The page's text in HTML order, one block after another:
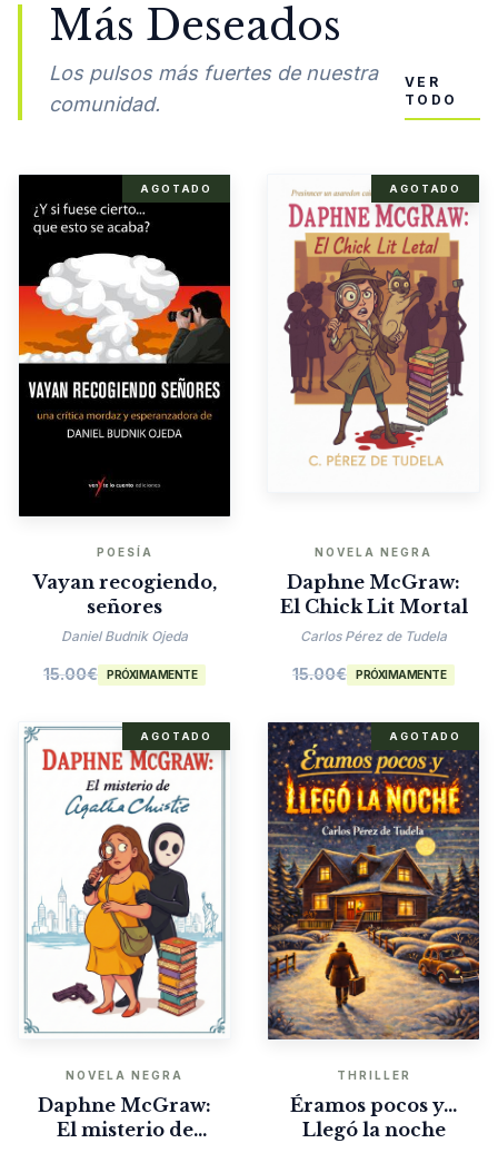
Más Deseados
Los pulsos más fuertes de nuestra
comunidad.
VER
TODO
AGOTADO
POESÍA
Vayan recogiendo,
señores
Daniel Budnik Ojeda
15.00€ PRÓXIMAMENTE
AGOTADO
NOVELA NEGRA
Daphne McGraw:
El Chick Lit Mortal
Carlos Pérez de Tudela
15.00€ PRÓXIMAMENTE
AGOTADO
NOVELA NEGRA
Daphne McGraw:
El misterio de
AGOTADO
THRILLER
Éramos pocos y…
Llegó la noche